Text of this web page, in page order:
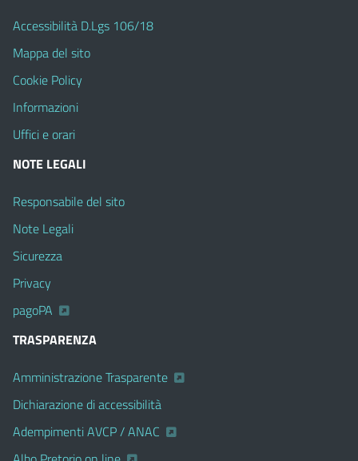
Accessibilità D.Lgs 106/18
Mappa del sito
Cookie Policy
Informazioni
Uffici e orari
NOTE LEGALI
Responsabile del sito
Note Legali
Sicurezza
Privacy
pagoPA
TRASPARENZA
Amministrazione Trasparente
Dichiarazione di accessibilità
Adempimenti AVCP / ANAC